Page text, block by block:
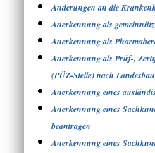
Änderungen an die
Anerkennung als
Anerkennung als
Anerkennung als Prüf-,
(PÜZ-Stelle) nach
Anerkennung eines
Anerkennung eines
beantragen
Anerkennung eines